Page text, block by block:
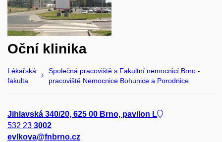
Oční klinika
Lékařská
fakulta
Společná pracoviště s Fakultní nemocnicí Brno -
pracoviště Nemocnice Bohunice a Porodnice
Jihlavská 340/20, 625 00 Brno, pavilon L
532 23 3002
evlkova@fnbrno.cz